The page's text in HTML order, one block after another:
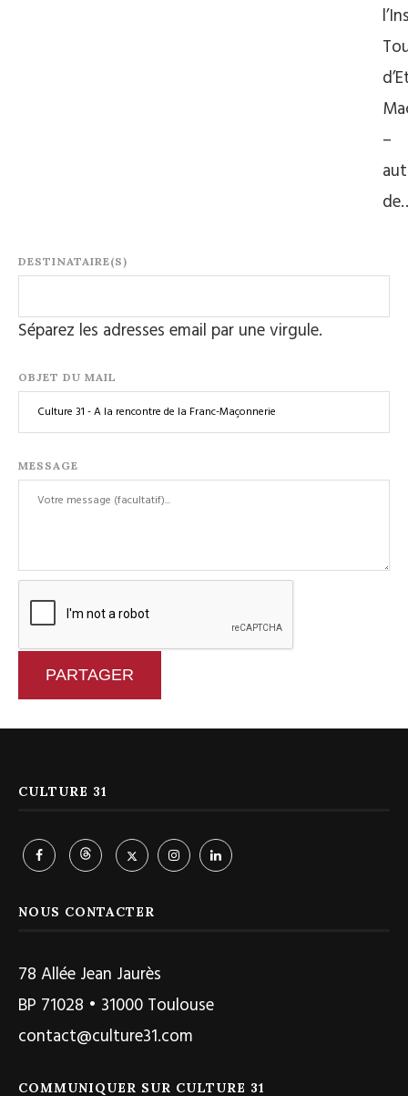
–
DESTINATAIRE(S)
Séparez les adresses email par une virgule.
OBJET DU MAIL
MESSAGE
PARTAGER
CULTURE 31
NOUS CONTACTER
78 Allée Jean Jaurès
BP 71028 • 31000 Toulouse
contact@culture31.com
COMMUNIQUER SUR CULTURE 31